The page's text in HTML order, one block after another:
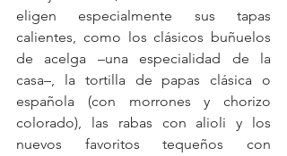
eligen especialmente sus tapas
calientes, como los clásicos buñuelos
de acelga –una especialidad de la
casa–, la tortilla de papas clásica o
española (con morrones y chorizo
colorado), las rabas con alioli y los
nuevos favoritos tequeños con